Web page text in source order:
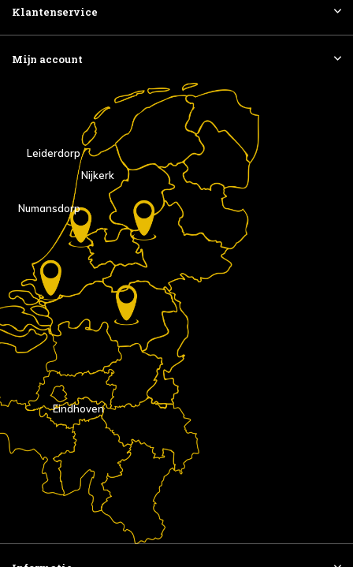
Klantenservice
Mijn account
Eindhoven
Nijkerk
Numansdorp
Leiderdorp